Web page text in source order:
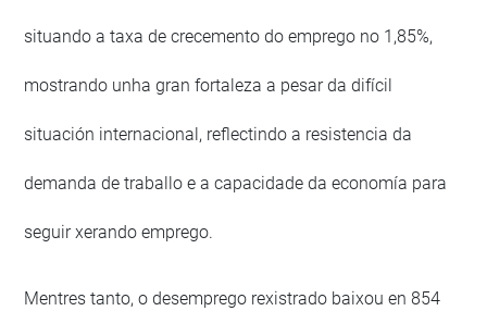
situando a taxa de crecemento do emprego no 1,85%,
mostrando unha gran fortaleza a pesar da difícil
situación internacional, reflectindo a resistencia da
demanda de traballo e a capacidade da economía para
seguir xerando emprego.
Mentres tanto, o desemprego rexistrado baixou en 854